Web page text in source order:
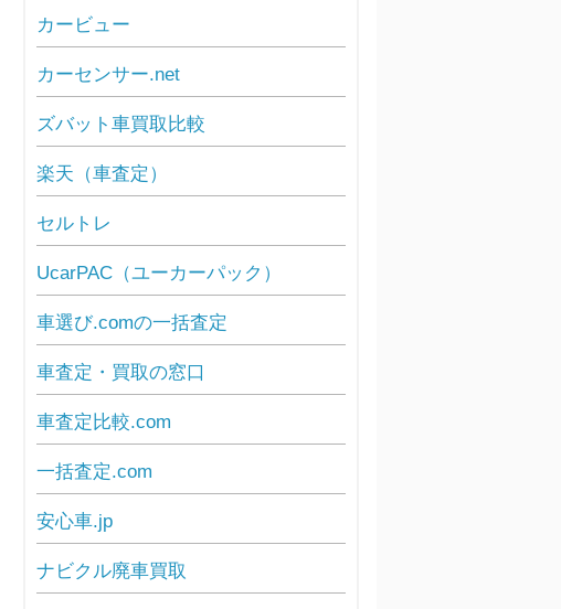
カービュー
カーセンサー.net
ズバット車買取比較
楽天（車査定）
セルトレ
UcarPAC（ユーカーパック）
車選び.comの一括査定
車査定・買取の窓口
車査定比較.com
一括査定.com
安心車.jp
ナビクル廃車買取